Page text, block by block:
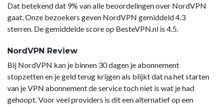
Dat betekend dat 9% van alle beoordelingen over NordVPN
gaat. Onze bezoekers geven NordVPN gemiddeld 4.3
sterren. De gemiddelde score op BesteVPN.nl is 4.5.
NordVPN Review
Bij NordVPN kan je binnen 30 dagen je abonnement
stopzetten en je geld terug krijgen als blijkt dat na het starten
van je VPN abonnement de service toch niet is wat je had
gehoopt. Voor veel providers is dit een alternatief op een